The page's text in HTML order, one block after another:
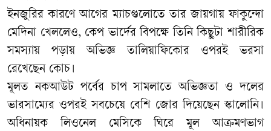
ইনজুরির কারণে আগের ম্যাচগুলোতে তার জায়গায় ফাকুন্দো
মেদিনা খেললেও, কেপ ভার্দের বিপক্ষে তিনি কিছুটা শারীরিক
সমস্যায় পড়ায় অভিজ্ঞ তালিয়াফিকোর ওপরই ভরসা
রেখেছেন কোচ।
​মূলত নকআউট পর্বের চাপ সামলাতে অভিজ্ঞতা ও দলের
ভারসাম্যের ওপরই সবচেয়ে বেশি জোর দিয়েছেন স্কালোনি।
অধিনায়ক লিওনেল মেসিকে ঘিরে মূল আক্রমণভাগ